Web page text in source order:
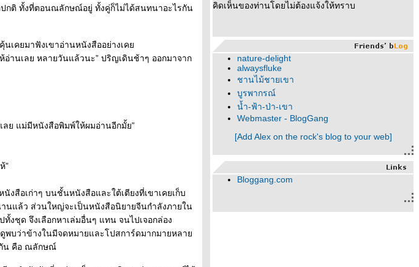
ปกติ ทั้งที่ตอนณลักษณ์อยู่ ทั้งคู่ก็ไม่ได้สนทนาอะไรกัน
เคยมาฟังเขาอ่านหนังสืออย่างเค
านเลย หลายวันแล้วนะ” ปริญเดินช้าๆ ออกมาจาก
ลย แม่มีหนังสือพิมพ์ให้ผมอ่านอีกมั้ย”
”
สือเก่าๆ บนชั้นหนังสือและใต้เตียงที่เขาเคยเก็บ
นแล้ว ส่วนใหญ่จะเป็นหนังสือนิยายจีนกำลังภายใน
งชุด จึงเลือกหาเล่มอื่นๆ แทน จนไปเจอกล่อง
พบว่าข้างในมีจดหมายและโปสการ์ดมากมายหลา
กัน คือ ณลักษณ์
คิดเห็นของท่านโดยไม่ต้องแจ้งให้ทราบ
nature-delight
alwaysfluke
ชานไม้ชายเขา
บูรพากรณ์
น้ำ-ฟ้า-ป่า-เขา
Webmaster - BlogGang
[Add Alex on the rock's blog to your web]
Bloggang.com